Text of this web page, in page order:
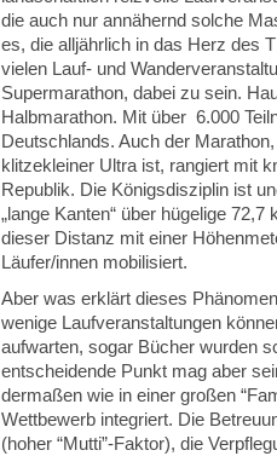
die auch nur annähernd solche
es, die alljährlich in das Herz des
vielen Lauf- und
Supermarathon, dabei zu sein.
Halbmarathon. Mit über 6.000
Deutschlands. Auch der
klitzekleiner Ultra ist, rangiert mit
Republik. Die Königsdisziplin ist
„lange Kanten“ über hügelige
dieser Distanz mit einer
Läufer/innen mobilisiert.
Aber was erklärt dieses
wenige Laufveranstaltungen
aufwarten, sogar Bücher wurden
entscheidende Punkt mag aber
dermaßen wie in einer großen
Wettbewerb integriert. Die
(hoher “Mutti”-Faktor), die